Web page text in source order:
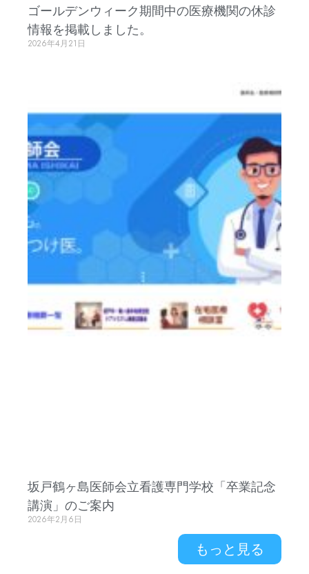
ゴールデンウィーク期間中の医療機関の休診
情報を掲載しました。
2026年4月21日
坂戸鶴ヶ島医師会立看護専門学校「卒業記念
講演」のご案内
2026年2月6日
もっと見る